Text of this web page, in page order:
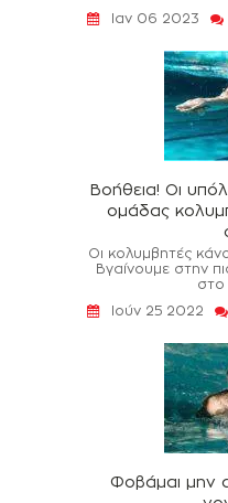
Ιαν 06 2023
Βοήθεια! Οι
ομάδας
Οι κολυμβητές
Βγαίνουμε στην
στο
Ιούν 25 2022
Φοβάμαι μην